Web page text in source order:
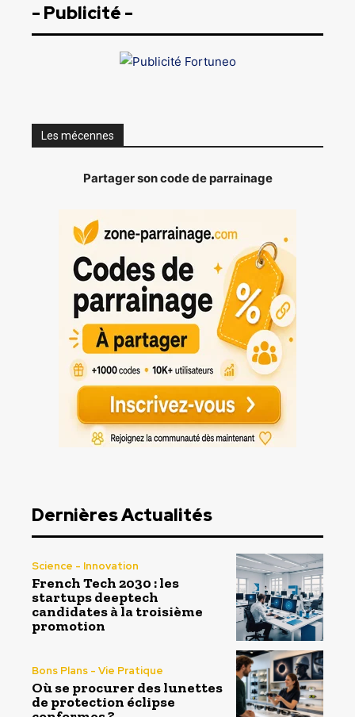
- Publicité -
Les mécennes
Partager son code de parrainage
Dernières Actualités
Science - Innovation
French Tech 2030 : les
startups deeptech
candidates à la troisième
promotion
Bons Plans - Vie Pratique
Où se procurer des lunettes
de protection éclipse